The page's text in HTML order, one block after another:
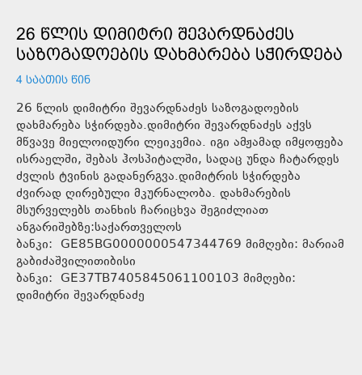
26 ᲬᲚᲘᲡ ᲓᲘᲛᲘᲢᲠᲘ ᲨᲔᲕᲐᲠᲓᲜᲐᲫᲔᲡ
ᲡᲐᲖᲝᲒᲐᲓᲝᲔᲑᲘᲡ ᲓᲐᲮᲛᲐᲠᲔᲑᲐ ᲡᲭᲘᲠᲓᲔᲑᲐ
4 ᲡᲐᲐᲗᲘᲡ ᲬᲘᲜ
26 წლის დიმიტრი შევარდნაძეს საზოგადოების
დახმარება სჭირდება.დიმიტრი შევარდნაძეს აქვს
მწვავე მიელოიდური ლეიკემია. იგი ამჟამად იმყოფება
ისრაელში, შებას ჰოსპიტალში, სადაც უნდა ჩატარდეს
ძვლის ტვინის გადანერგვა.დიმიტრის სჭირდება
ძვირად ღირებული მკურნალობა. დახმარების
მსურველებს თანხის ჩარიცხვა შეგიძლიათ
ანგარიშებზე:საქართველოს
ბანკი: GE85BG0000000547344769 მიმღები: მარიამ
გაბიძაშვილითიბისი
ბანკი: GE37TB7405845061100103 მიმღები:
დიმიტრი შევარდნაძე